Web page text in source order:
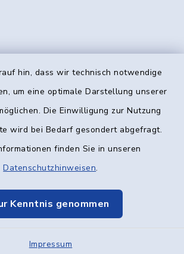
hin, dass wir technisch notwendige
um eine optimale Darstellung unserer
Die Einwilligung zur Nutzung
wird bei Bedarf gesondert abgefragt.
finden Sie in unseren
Datenschutzhinweisen.
Kenntnis genommen
Impressum
Kontakt
Datenschutz
Kommunikation
Sitemap